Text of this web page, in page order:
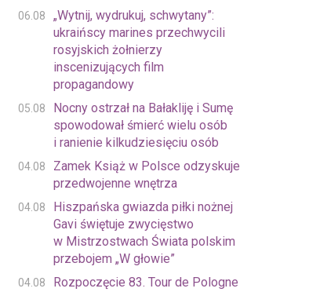
06.08
„Wytnij, wydrukuj, schwytany”:
ukraińscy marines przechwycili
rosyjskich żołnierzy
inscenizujących film
propagandowy
05.08
Nocny ostrzał na Bałakliję i Sumę
spowodował śmierć wielu osób
i ranienie kilkudziesięciu osób
04.08
Zamek Książ w Polsce odzyskuje
przedwojenne wnętrza
04.08
Hiszpańska gwiazda piłki nożnej
Gavi świętuje zwycięstwo
w Mistrzostwach Świata polskim
przebojem „W głowie”
04.08 Rozpoczęcie 83. Tour de Pologne